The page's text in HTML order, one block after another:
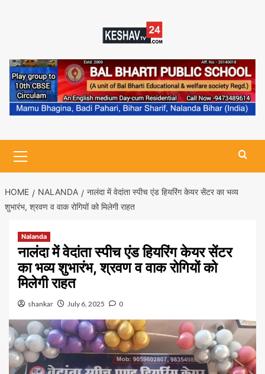
Menu
HOME NALANDA
नालंदा में वेदांता स्पीच एंड हियरिंग केयर सेंटर का भव्य
शुभारंभ, श्रवण व वाक रोगियों को मिलेगी राहत
Nalanda
नालंदा में वेदांता स्पीच एंड हियरिंग केयर सेंटर
का भव्य शुभारंभ, श्रवण व वाक रोगियों को
मिलेगी राहत
shankar July 6, 2025 0